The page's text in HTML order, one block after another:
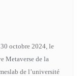
octobre 2024, le
Metaverse de la
de l’université